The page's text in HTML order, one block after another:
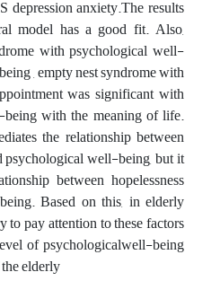
anxiety.The results
model has a good fit. Also,
with psychological well-
, empty nest syndrome with
was significant with
with the meaning of life.
the relationship between
psychological well-being, but it
between hopelessness
Based on this, in elderly
to pay attention to these factors
of psychologicalwell-being
elderly